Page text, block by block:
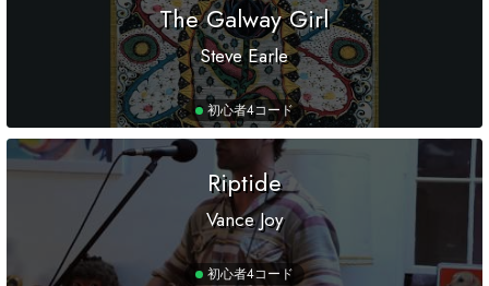
The Galway Girl
Steve Earle
初心者4コード
Riptide
Vance Joy
初心者4コード